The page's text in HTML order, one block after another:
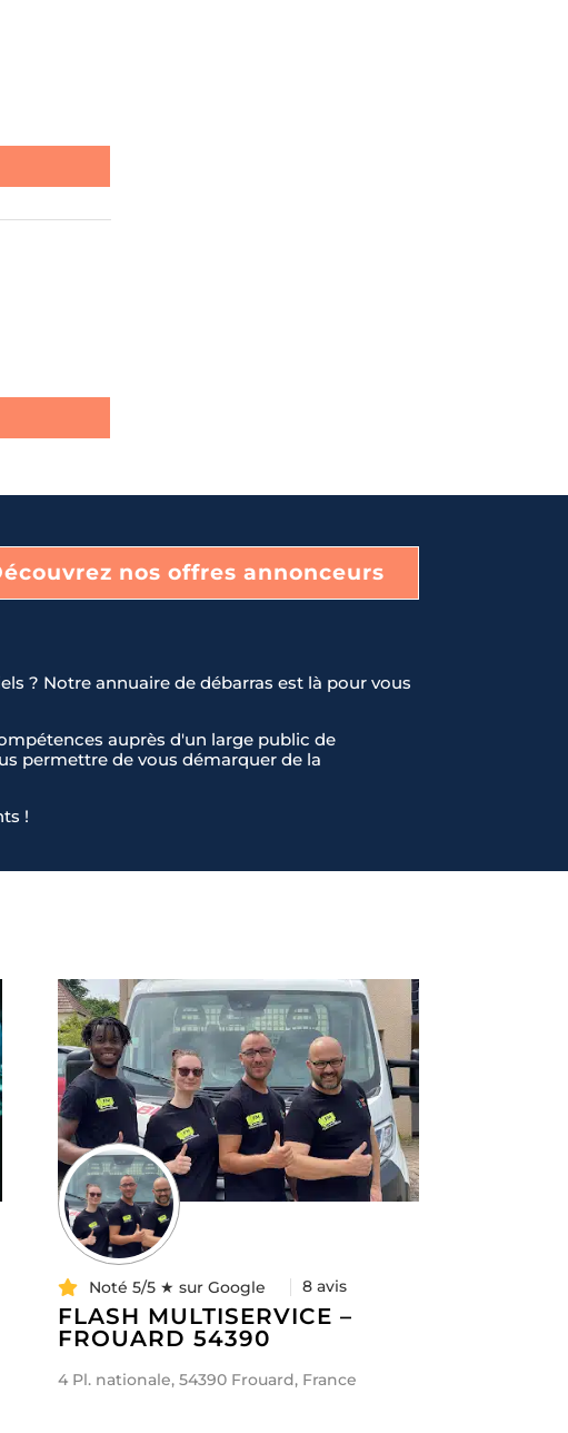
nos offres annonceurs
? Notre annuaire de débarras est là pour vous
auprès d'un large public de
permettre de vous démarquer de la
!
Noté 5/5 ★ sur Google 8 avis
FLASH MULTISERVICE –
FROUARD 54390
4 Pl. nationale, 54390 Frouard, France